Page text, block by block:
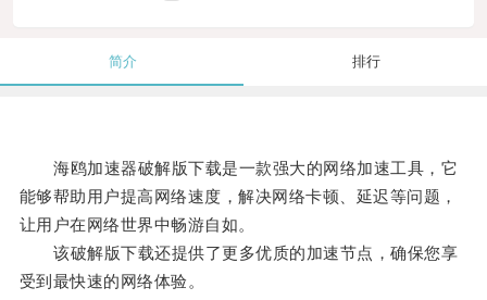
简介 排行
海鸥加速器破解版下载是一款强大的网络加速工具，它
能够帮助用户提高网络速度，解决网络卡顿、延迟等问题，
让用户在网络世界中畅游自如。
该破解版下载还提供了更多优质的加速节点，确保您享
受到最快速的网络体验。